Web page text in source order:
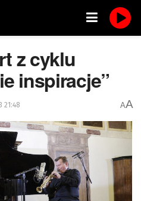
z cyklu
inspiracje”
21:48 AA